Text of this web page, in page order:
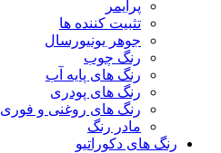
پرایمر
تثبیت کننده ها
جوهر یونیورسال
رنگ چوب
رنگ‌ های پایه آب
رنگ های پودری
رنگ‌ های روغنی و فوری
مادر رنگ
رنگ های دکوراتیو